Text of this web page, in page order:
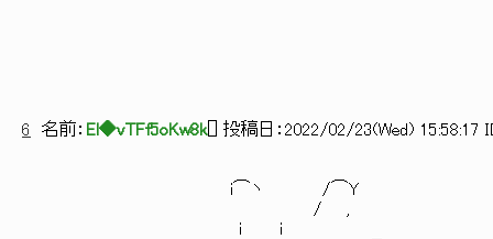
6 名前： El◆vTFf5oKw8k[ ] 投稿日： 2022/02/23(Wed) 15:58:17
i⌒ヽ /⌒Y
/ ,
ｉ i